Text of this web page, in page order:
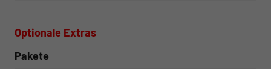
Optionale Extras
Pakete